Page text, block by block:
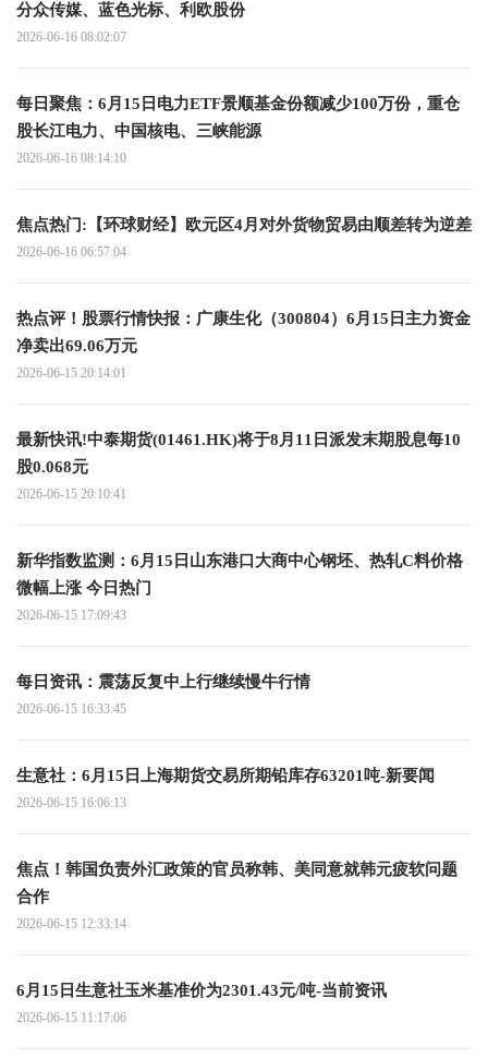
分众传媒、蓝色光标、利欧股份
2026-06-16 08:02:07
每日聚焦：6月15日电力ETF景顺基金份额减少100万份，重仓
股长江电力、中国核电、三峡能源
2026-06-16 08:14:10
焦点热门:【环球财经】欧元区4月对外货物贸易由顺差转为逆差
2026-06-16 06:57:04
热点评！股票行情快报：广康生化（300804）6月15日主力资金
净卖出69.06万元
2026-06-15 20:14:01
最新快讯!中泰期货(01461.HK)将于8月11日派发末期股息每10
股0.068元
2026-06-15 20:10:41
新华指数监测：6月15日山东港口大商中心钢坯、热轧C料价格
微幅上涨 今日热门
2026-06-15 17:09:43
每日资讯：震荡反复中上行继续慢牛行情
2026-06-15 16:33:45
生意社：6月15日上海期货交易所期铅库存63201吨-新要闻
2026-06-15 16:06:13
焦点！韩国负责外汇政策的官员称韩、美同意就韩元疲软问题
合作
2026-06-15 12:33:14
6月15日生意社玉米基准价为2301.43元/吨-当前资讯
2026-06-15 11:17:06